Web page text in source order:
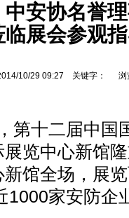
安协名誉
临展会参观
10/29 09:27 关键字： 浏
十二届中国
览中心新馆
馆全场，展
1000家安防企